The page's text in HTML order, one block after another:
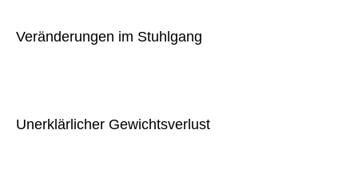
Veränderungen im Stuhlgang
Unerklärlicher Gewichtsverlust